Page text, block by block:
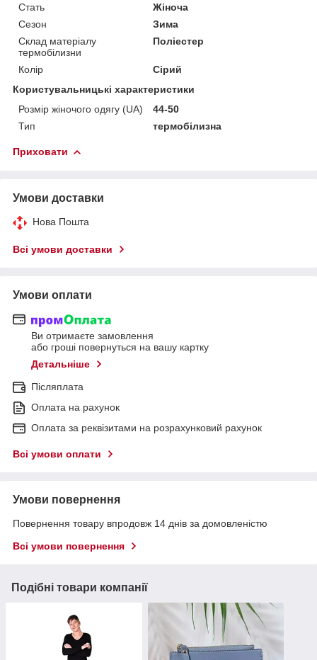
Стать
Жіноча
Сезон
Зима
Склад матеріалу
термобілизни
Поліестер
Колір
Сірий
Користувальницькі характеристики
Розмір жіночого одягу (UA)
44-50
Тип
термобілизна
Приховати
Умови доставки
Нова Пошта
Всі умови доставки
Умови оплати
Ви отримаєте замовлення
або гроші повернуться на вашу картку
Детальніше
Післяплата
Оплата на рахунок
Оплата за реквізитами на розрахунковий рахунок
Всі умови оплати
Умови повернення
Повернення товару впродовж 14 днів за домовленістю
Всі умови повернення
Подібні товари компанії